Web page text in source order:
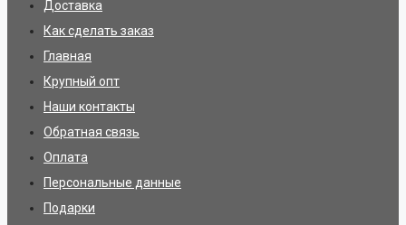
Доставка
Как сделать заказ
Главная
Крупный опт
Наши контакты
Обратная связь
Оплата
Персональные данные
Подарки